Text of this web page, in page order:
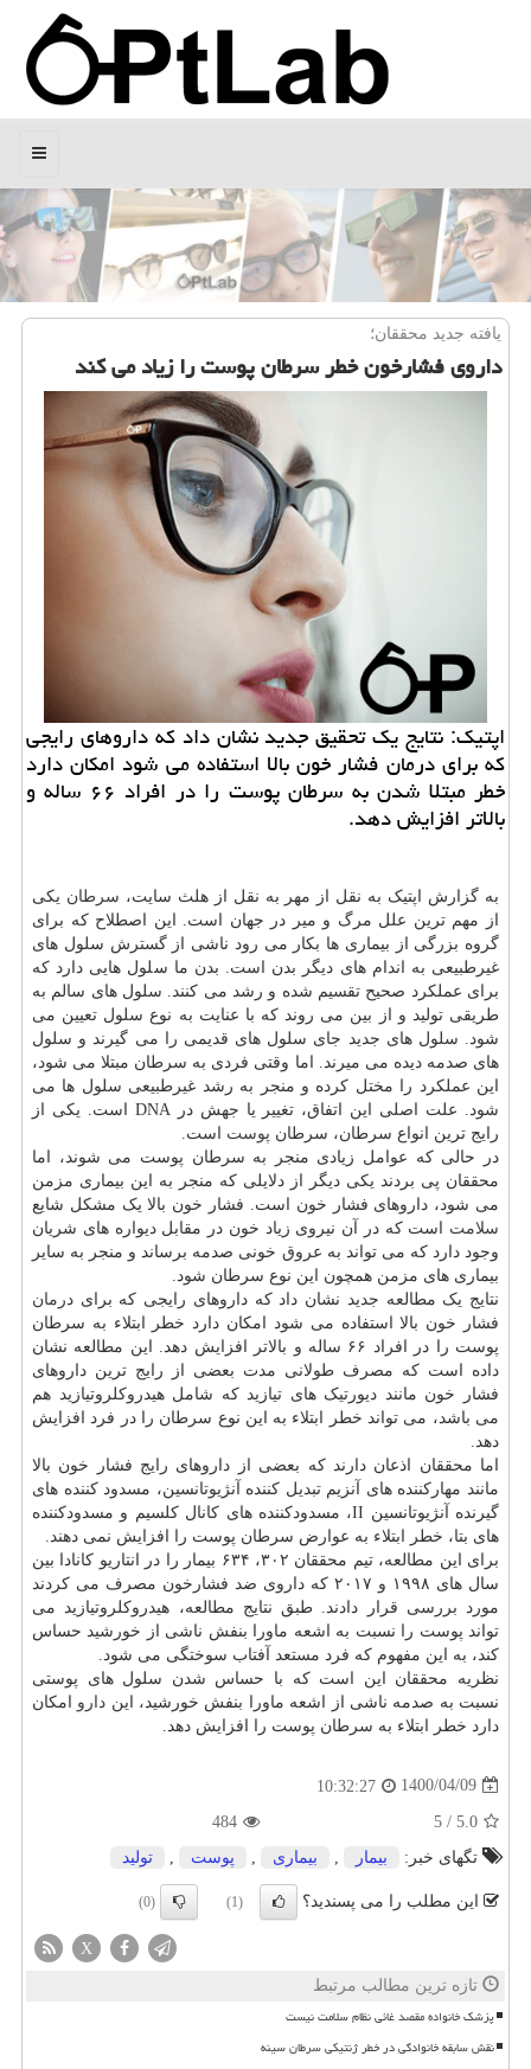
منو
یافته جدید محققان؛
داروی فشارخون خطر سرطان پوست را زیاد می كند
اپتیک: نتایج یک تحقیق جدید نشان داد که داروهای رایجی
که برای درمان فشار خون بالا استفاده می شود امکان دارد
خطر مبتلا شدن به سرطان پوست را در افراد ۶۶ ساله و
بالاتر افزایش دهد.
به گزارش اپتیک به نقل از مهر به نقل از هلث سایت، سرطان یکی
از مهم ترین علل مرگ و میر در جهان است. این اصطلاح که برای
گروه بزرگی از بیماری ها بکار می رود ناشی از گسترش سلول های
غیرطبیعی به اندام های دیگر بدن است. بدن ما سلول هایی دارد که
برای عملکرد صحیح تقسیم شده و رشد می کنند. سلول های سالم به
طریقی تولید و از بین می روند که با عنایت به نوع سلول تعیین می
شود. سلول های جدید جای سلول های قدیمی را می گیرند و سلول
های صدمه دیده می میرند. اما وقتی فردی به سرطان مبتلا می شود،
این عملکرد را مختل کرده و منجر به رشد غیرطبیعی سلول ها می
شود. علت اصلی این اتفاق، تغییر یا جهش در DNA است. یکی از
رایج ترین انواع سرطان، سرطان پوست است.
در حالی که عوامل زیادی منجر به سرطان پوست می شوند، اما
محققان پی بردند یکی دیگر از دلایلی که منجر به این بیماری مزمن
می شود، داروهای فشار خون است. فشار خون بالا یک مشکل شایع
سلامت است که در آن نیروی زیاد خون در مقابل دیواره های شریان
وجود دارد که می تواند به عروق خونی صدمه برساند و منجر به سایر
بیماری های مزمن همچون این نوع سرطان شود.
نتایج یک مطالعه جدید نشان داد که داروهای رایجی که برای درمان
فشار خون بالا استفاده می شود امکان دارد خطر ابتلاء به سرطان
پوست را در افراد ۶۶ ساله و بالاتر افزایش دهد. این مطالعه نشان
داده است که مصرف طولانی مدت بعضی از رایج ترین داروهای
فشار خون مانند دیورتیک های تیازید که شامل هیدروکلروتیازید هم
می باشد، می تواند خطر ابتلاء به این نوع سرطان را در فرد افزایش
دهد.
اما محققان اذعان دارند که بعضی از داروهای رایج فشار خون بالا
مانند مهارکننده های آنزیم تبدیل کننده آنژیوتانسین، مسدود کننده های
گیرنده آنژیوتانسین II، مسدودکننده های کانال کلسیم و مسدودکننده
های بتا، خطر ابتلاء به عوارض سرطان پوست را افزایش نمی دهند.
برای این مطالعه، تیم محققان ۳۰۲، ۶۳۴ بیمار را در انتاریو کانادا بین
سال های ۱۹۹۸ و ۲۰۱۷ که داروی ضد فشارخون مصرف می کردند
مورد بررسی قرار دادند. طبق نتایج مطالعه، هیدروکلروتیازید می
تواند پوست را نسبت به اشعه ماورا بنفش ناشی از خورشید حساس
کند، به این مفهوم که فرد مستعد آفتاب سوختگی می شود.
نظریه محققان این است که با حساس شدن سلول های پوستی
نسبت به صدمه ناشی از اشعه ماورا بنفش خورشید، این دارو امکان
دارد خطر ابتلاء به سرطان پوست را افزایش دهد.
1400/04/09
10:32:27
5.0
/
5
484
تگهای خبر:
بیمار بیماری پوست تولید
این مطلب را می پسندید؟ (1)
(0)
X
تازه ترین مطالب مرتبط
پزشک خانواده مقصد غائی نظام سلامت نیست
نقش سابقه خانوادگی در خطر ژنتیکی سرطان سینه